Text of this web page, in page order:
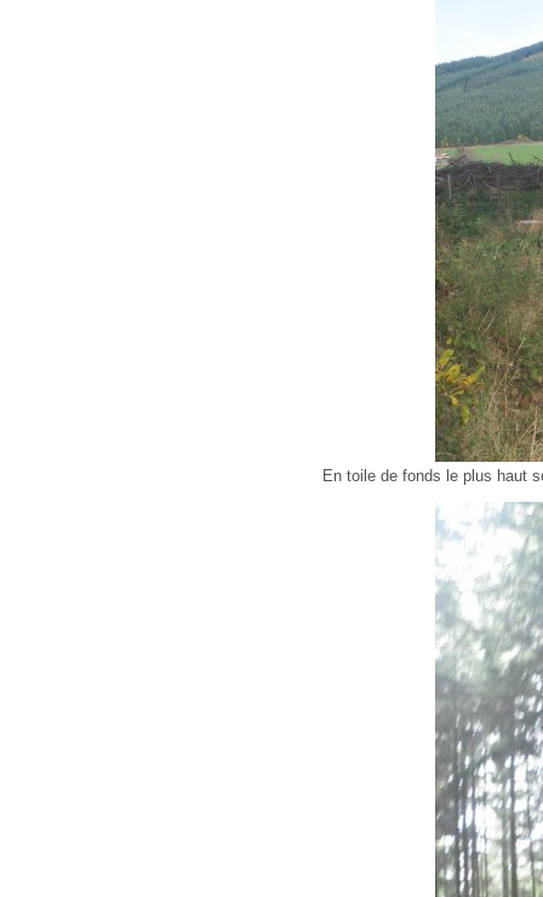
En toile de fonds le plus haut